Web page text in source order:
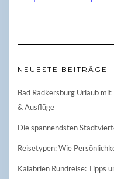
NEUESTE BEITRÄGE
Bad Radkersburg Urlaub
& Ausflüge
Die spannendsten
Reisetypen: Wie
Kalabrien Rundreise: Tipps